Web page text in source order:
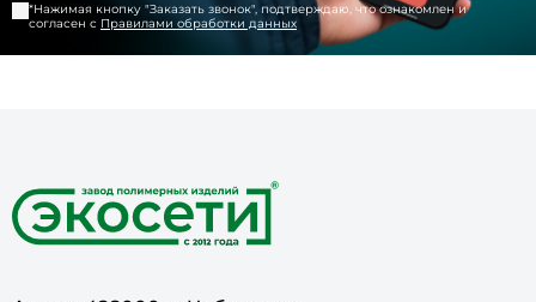
*Нажимая кнопку "Заказать звонок", подтверждаю, что ознакомлен и
согласен с Правилами обработки данных